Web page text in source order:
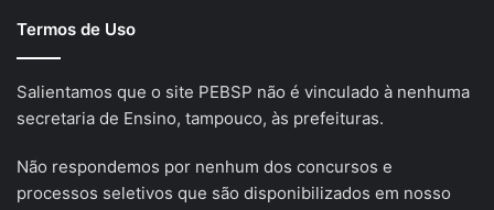
Termos de Uso
Salientamos que o site PEBSP não é vinculado à nenhuma
secretaria de Ensino, tampouco, às prefeituras.
Não respondemos por nenhum dos concursos e
processos seletivos que são disponibilizados em nosso